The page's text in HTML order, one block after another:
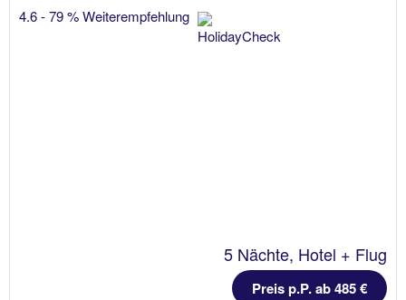
4.6 - 79 % Weiterempfehlung
5 Nächte, Hotel + Flug
Preis p.P. ab 485 €